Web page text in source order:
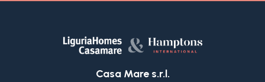
camere matrimoniali con balcone, terza camera
con vista collina ed un bagno finestrato con
vasca; la stessa scala conduce al piano
Casa Mare s.r.l.